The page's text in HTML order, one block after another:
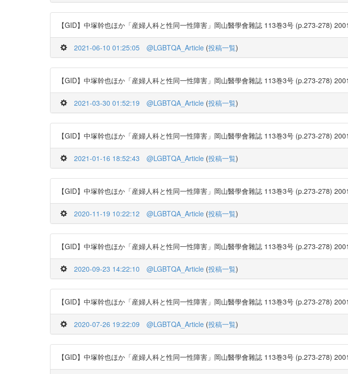
【GID】中塚幹也ほか「産婦人科と性同一性障害」岡山醫學會雜誌 113巻3号 (p.273-278)
2021-06-10 01:25:05 @LGBTQA_Article (投稿一覧)
【GID】中塚幹也ほか「産婦人科と性同一性障害」岡山醫學會雜誌 113巻3号 (p.273-278)
2021-03-30 01:52:19 @LGBTQA_Article (投稿一覧)
【GID】中塚幹也ほか「産婦人科と性同一性障害」岡山醫學會雜誌 113巻3号 (p.273-278)
2021-01-16 18:52:43 @LGBTQA_Article (投稿一覧)
【GID】中塚幹也ほか「産婦人科と性同一性障害」岡山醫學會雜誌 113巻3号 (p.273-278)
2020-11-19 10:22:12 @LGBTQA_Article (投稿一覧)
【GID】中塚幹也ほか「産婦人科と性同一性障害」岡山醫學會雜誌 113巻3号 (p.273-278)
2020-09-23 14:22:10 @LGBTQA_Article (投稿一覧)
【GID】中塚幹也ほか「産婦人科と性同一性障害」岡山醫學會雜誌 113巻3号 (p.273-278)
2020-07-26 19:22:09 @LGBTQA_Article (投稿一覧)
【GID】中塚幹也ほか「産婦人科と性同一性障害」岡山醫學會雜誌 113巻3号 (p.273-278)